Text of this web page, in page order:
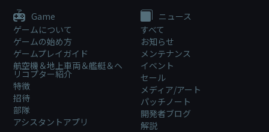
Game
ゲームについて
ゲームの始め方
ゲームプレイガイド
航空機＆地上車両＆艦艇＆ヘ
リコプター紹介
特徴
招待
部隊
アシスタントアプリ
ニュース
すべて
お知らせ
メンテナンス
イベント
セール
メディア/アート
パッチノート
開発者ブログ
解説